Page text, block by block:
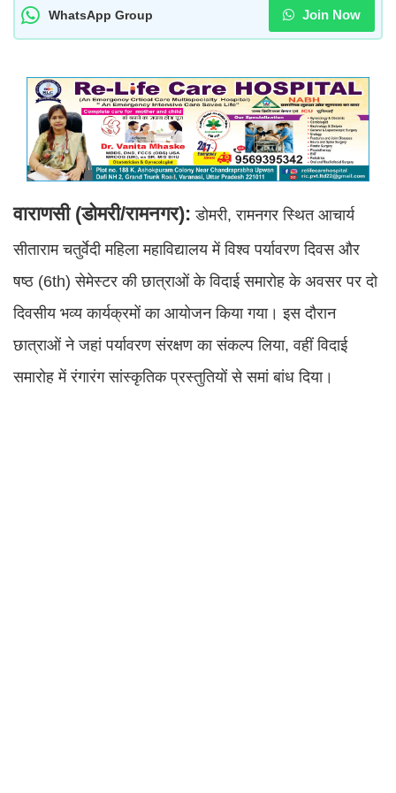
WhatsApp Group Join Now
वाराणसी (डोमरी/रामनगर): डोमरी, रामनगर स्थित आचार्य
सीताराम चतुर्वेदी महिला महाविद्यालय में विश्व पर्यावरण दिवस और
षष्ठ (6th) सेमेस्टर की छात्राओं के विदाई समारोह के अवसर पर दो
दिवसीय भव्य कार्यक्रमों का आयोजन किया गया। इस दौरान
छात्राओं ने जहां पर्यावरण संरक्षण का संकल्प लिया, वहीं विदाई
समारोह में रंगारंग सांस्कृतिक प्रस्तुतियों से समां बांध दिया।